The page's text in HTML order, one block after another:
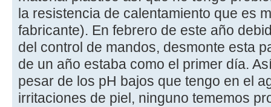
la resistencia de calentamiento que es
fabricante). En febrero de este año
del control de mandos, desmonte esta
de un año estaba como el primer día.
pesar de los pH bajos que tengo en el
irritaciones de piel, ninguno tememos